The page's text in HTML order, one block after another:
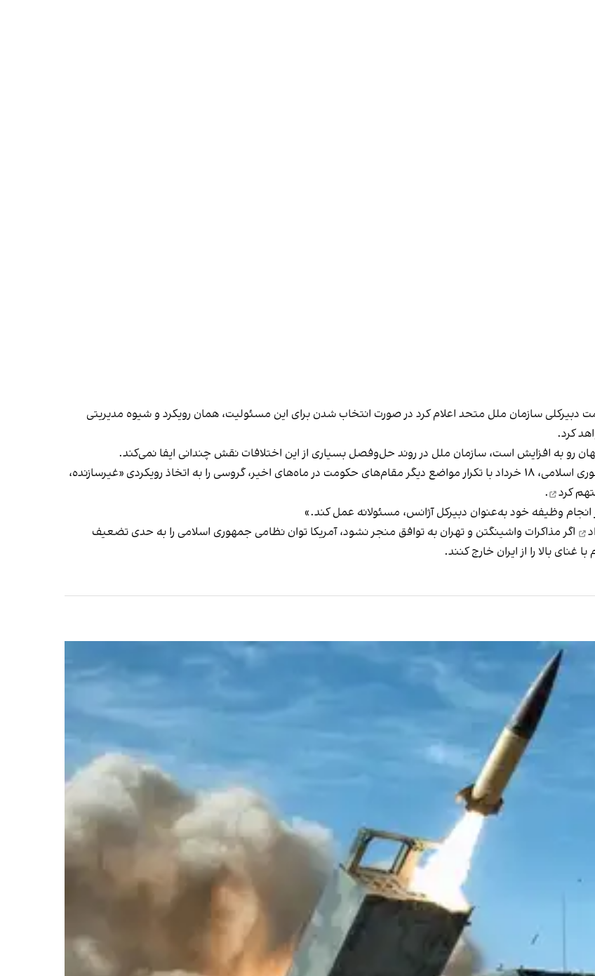
دبیرکلی سازمان ملل متحد اعلام کرد در صورت انتخاب شدن برای این مسئولیت، همان رویکرد و شیوه مدیریتی
کرد.
رو به افزایش است، سازمان ملل در روند حل‌وفصل بسیاری از این اختلافات نقش چندانی ایفا نمی‌کند.
در سوی دیگر، اسماعیل بقایی، سخنگوی وزارت امور خارجه جمهوری اسلامی، ۱۸ خرداد با تکرار مواضع دیگر مقام‌های حکومت در ماه‌های اخیر، گروسی را به اتخاذ رویکردی «غیرسازنده،
کرد
.
وظیفه خود به‌عنوان دبیر‌کل آژانس، مسئولانه عمل کند.»
اگر مذاکرات واشینگتن و تهران به توافق منجر نشود، آمریکا توان نظامی جمهوری اسلامی را به حدی تضعیف
غنای بالا را از ایران خارج کنند.